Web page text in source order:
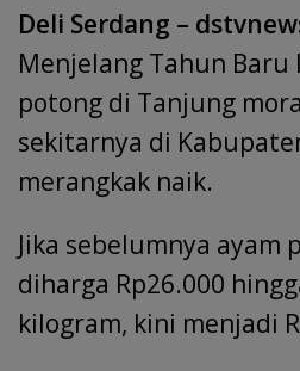
b
o
o
k
s
A
p
p
e
dI
n
l gr
a
m
ar
e
Deli Serdang –
Menjelang Tahun Baru
potong di Tanjung
sekitarnya di
merangkak naik.
Jika sebelumnya ayam
diharga Rp26.000
kilogram, kini menjadi